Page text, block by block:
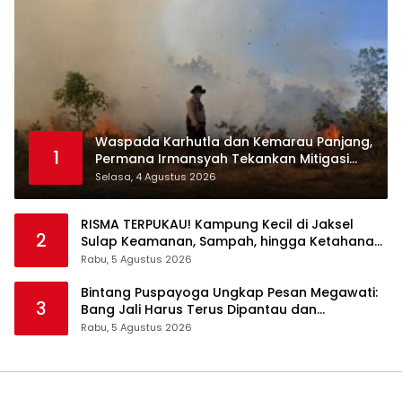
1
Waspada Karhutla dan Kemarau Panjang,
Permana Irmansyah Tekankan Mitigasi
Berbasis Komunitas
Selasa, 4 Agustus 2026
2
RISMA TERPUKAU! Kampung Kecil di Jaksel
Sulap Keamanan, Sampah, hingga Ketahanan
Pangan Jadi Satu Sistem
Rabu, 5 Agustus 2026
3
Bintang Puspayoga Ungkap Pesan Megawati:
Bang Jali Harus Terus Dipantau dan
Dikembangkan
Rabu, 5 Agustus 2026